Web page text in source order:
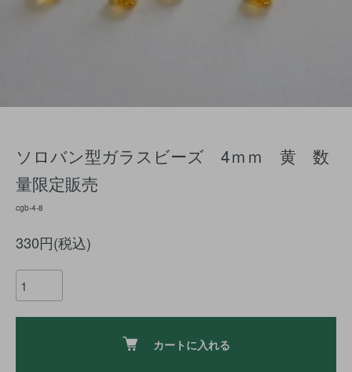
ソロバン型ガラスビーズ 4ｍｍ 黄 数
量限定販売
cgb-4-8
330円(税込)
カートに入れる